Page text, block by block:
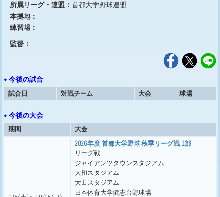
所属リーグ・連盟： 首都大学野球連盟
本拠地：
練習場：
監督：
• 今後の試合
試合日
対戦チーム 大会 球場
• 今後の大会
期間
大会
2026年度 首都大学野球 秋季リーグ戦 1部
リーグ戦
ジャイアンツタウンスタジアム
大和スタジアム
大田スタジアム
日本体育大学健志台野球場